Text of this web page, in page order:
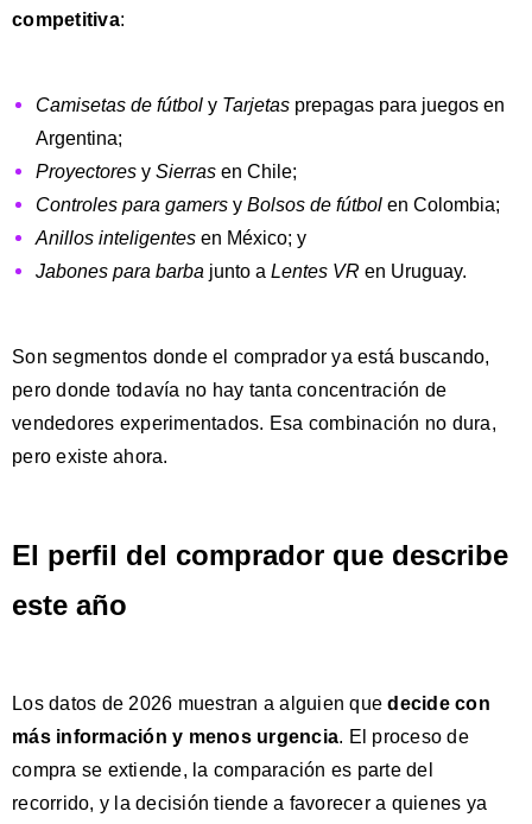
competitiva:
Camisetas de fútbol y Tarjetas prepagas para juegos en
Argentina;
Proyectores y Sierras en Chile;
Controles para gamers y Bolsos de fútbol en Colombia;
Anillos inteligentes en México; y
Jabones para barba junto a Lentes VR en Uruguay.
Son segmentos donde el comprador ya está buscando,
pero donde todavía no hay tanta concentración de
vendedores experimentados. Esa combinación no dura,
pero existe ahora.
El perfil del comprador que describe
este año
Los datos de 2026 muestran a alguien quedecide con
más información y menos urgencia. El proceso de
compra se extiende, la comparación es parte del
recorrido, y la decisión tiende a favorecer a quienes ya